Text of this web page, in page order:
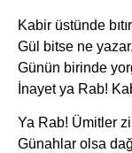
Kabir üstünde
Gül bitse ne
Günün birinde
İnayet ya Rab!
Ya Rab! Ümitler
Günahlar olsa